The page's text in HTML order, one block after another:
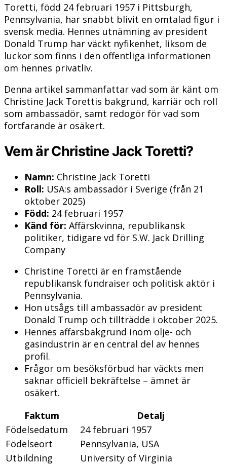
Toretti, född 24 februari 1957 i Pittsburgh,
Pennsylvania, har snabbt blivit en omtalad figur i
svensk media. Hennes utnämning av president
Donald Trump har väckt nyfikenhet, liksom de
luckor som finns i den offentliga informationen
om hennes privatliv.
Denna artikel sammanfattar vad som är känt om
Christine Jack Torettis bakgrund, karriär och roll
som ambassadör, samt redogör för vad som
fortfarande är osäkert.
Vem är Christine Jack Toretti?
Namn: Christine Jack Toretti
Roll: USA:s ambassadör i Sverige (från 21
oktober 2025)
Född: 24 februari 1957
Känd för: Affärskvinna, republikansk
politiker, tidigare vd för S.W. Jack Drilling
Company
Christine Toretti är en framstående
republikansk fundraiser och politisk aktör i
Pennsylvania.
Hon utsågs till ambassadör av president
Donald Trump och tillträdde i oktober 2025.
Hennes affärsbakgrund inom olje- och
gasindustrin är en central del av hennes
profil.
Frågor om besöksförbud har väckts men
saknar officiell bekräftelse – ämnet är
osäkert.
Faktum
Detalj
Födelsedatum
24 februari 1957
Födelseort
Pennsylvania, USA
Utbildning
University of Virginia